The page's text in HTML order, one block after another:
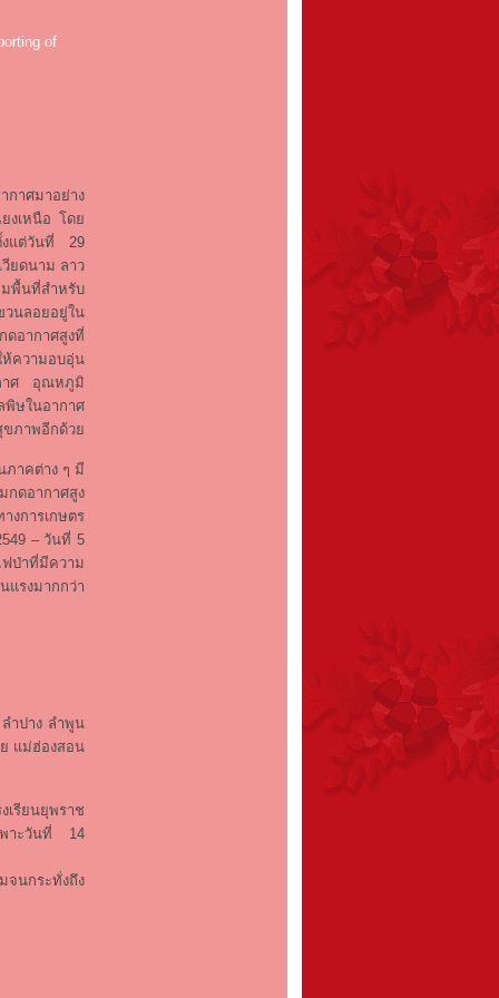
of
าศมาอย่าง
งเหนือ โดย
งแต่วันที่ 29
วียดนาม ลาว
มพื้นที่สำหรับ
นลอยอยู่ใน
ดอากาศสูงที่
ความอบอุ่น
กาศ อุณหภูมิ
พิษในอากาศ
ขภาพอีกด้วย
าคต่าง ๆ มี
กดอากาศสูง
งการเกษตร
– วันที่ 5
ฟป่าที่มีความ
รงมากกว่า
ำปาง ลำพูน
แม่ฮ่องสอน
รียนยุพราช
าะวันที่ 14
จนกระทั่งถึง